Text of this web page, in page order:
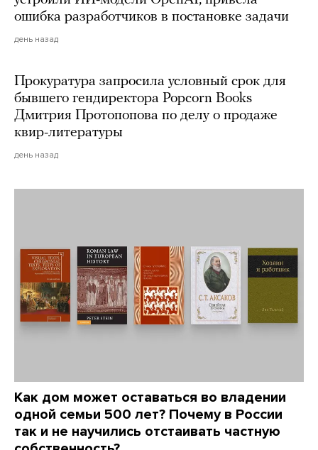
ошибка разработчиков в постановке задачи
день назад
Прокуратура запросила условный срок для
бывшего гендиректора Popcorn Books
Дмитрия Протопопова по делу о продаже
квир-литературы
день назад
Как дом может оставаться во владении
одной семьи 500 лет? Почему в России
так и не научились отстаивать частную